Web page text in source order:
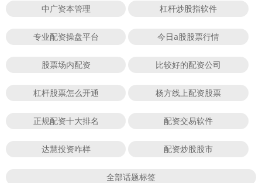
中广资本管理 杠杆炒股指软件
专业配资操盘平台 今日a股股票行情
股票场内配资 比较好的配资公司
杠杆股票怎么开通 杨方线上配资股票
正规配资十大排名 配资交易软件
达慧投资咋样 配资炒股股市
全部话题标签